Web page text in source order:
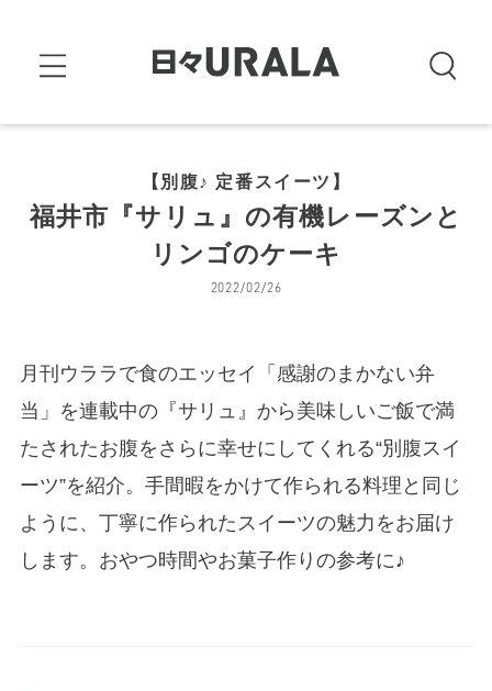
【別腹♪ 定番スイーツ】
福井市『サリュ』の有機レーズンと
リンゴのケーキ
2022/02/26
月刊ウララで食のエッセイ「感謝のまかない弁
当」を連載中の『サリュ』から美味しいご飯で満
たされたお腹をさらに幸せにしてくれる“別腹スイ
ーツ”を紹介。手間暇をかけて作られる料理と同じ
ように、丁寧に作られたスイーツの魅力をお届け
します。おやつ時間やお菓子作りの参考に♪